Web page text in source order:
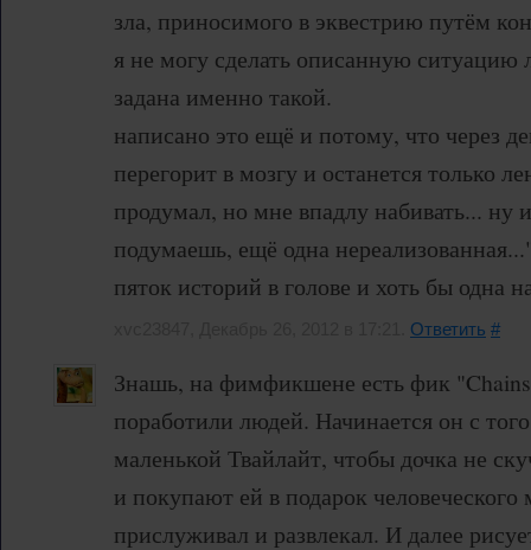
зла, приносимого в эквестрию путём
я не могу сделать описанную
задана именно такой.
написано это ещё и потому, что через
перегорит в мозгу и останется только
продумал, но мне впадлу набивать... ну
подумаешь, ещё одна
пяток историй в голове и хоть бы одна
Ответить #
Знашь, на фимфикшене есть фик
поработили людей. Начинается он с
маленькой Твайлайт, чтобы дочка не
и покупают ей в подарок человеческого
прислуживал и развлекал. И далее